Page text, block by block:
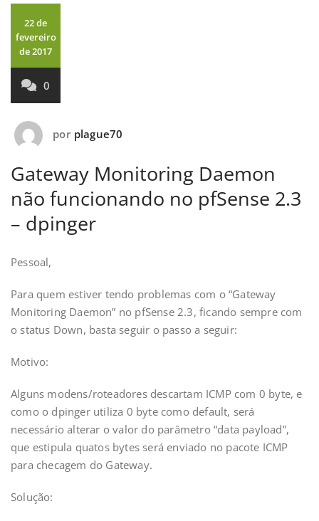
22 de
fevereiro
de 2017
0
por plague70
Gateway Monitoring Daemon
não funcionando no pfSense 2.3
– dpinger
Pessoal,
Para quem estiver tendo problemas com o “Gateway
Monitoring Daemon” no pfSense 2.3, ficando sempre com
o status Down, basta seguir o passo a seguir:
Motivo:
Alguns modens/roteadores descartam ICMP com 0 byte, e
como o dpinger utiliza 0 byte como default, será
necessário alterar o valor do parâmetro “data payload”,
que estipula quatos bytes será enviado no pacote ICMP
para checagem do Gateway.
Solução: